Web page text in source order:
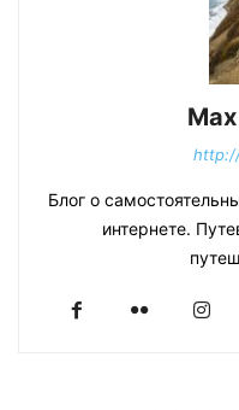
Блог о
интернете.